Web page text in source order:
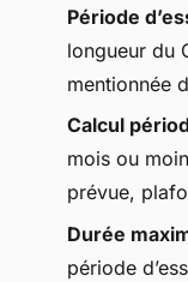
Période
longueur du
mentionnée
Calcul
mois ou
prévue,
Durée
période